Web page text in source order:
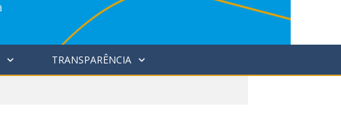
TRANSPARÊNCIA